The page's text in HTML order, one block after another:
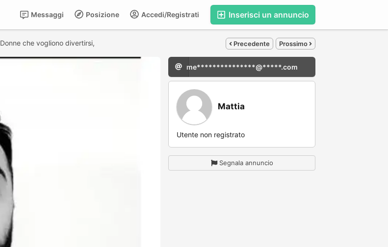
Inserisci un annuncio
Accedi/Registrati
Posizione
Messaggi
Donne che vogliono divertirsi, Precedente Prossimo
me***************@*****.com
Mattia
Utente non registrato
Segnala annuncio